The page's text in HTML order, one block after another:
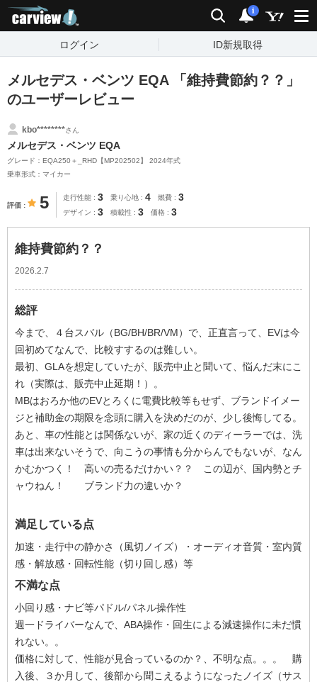
検索 通知
i
ログイン ID新規取得
メルセデス・ベンツ EQA 「維持費節約？？」
のユーザーレビュー
kbo********さん
メルセデス・ベンツ EQA
グレード：EQA250＋_RHD【MP202502】 2024年式
乗車形式：マイカー
評価 5 走行性能 3 乗り心地 4 燃費 3
デザイン 3 積載性 3 価格 3
維持費節約？？
2026.2.7
総評
今まで、４台スバル（BG/BH/BR/VM）で、正直言って、EVは今
回初めてなんで、比較すするのは難しい。
最初、GLAを想定していたが、販売中止と聞いて、悩んだ末にこ
れ（実際は、販売中止延期！）。
MBはおろか他のEVとろくに電費比較等もせず、ブランドイメー
ジと補助金の期限を念頭に購入を決めだのが、少し後悔してる。
あと、車の性能とは関係ないが、家の近くのディーラーでは、洗
車は出来ないそうで、向こうの事情も分からんでもないが、なん
かむかつく！ 高いの売るだけかい？？ この辺が、国内勢とチ
ャウねん！ ブランド力の違いか？
満足している点
加速・走行中の静かさ（風切ノイズ）・オーディオ音質・室内質
感・解放感・回転性能（切り回し感）等
不満な点
小回り感・ナビ等パドル/パネル操作性
週一ドライバーなんで、ABA操作・回生による減速操作に未だ慣
れない。。
価格に対して、性能が見合っているのか？、不明な点。。。 購
入後、３か月して、後部から聞こえるようになったノイズ（サス